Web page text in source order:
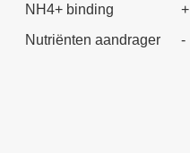
NH4+ binding
+
Nutriënten aandrager
-